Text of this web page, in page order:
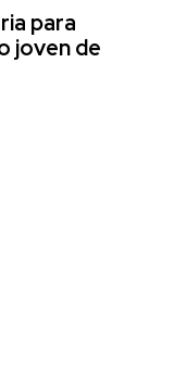
para
joven de